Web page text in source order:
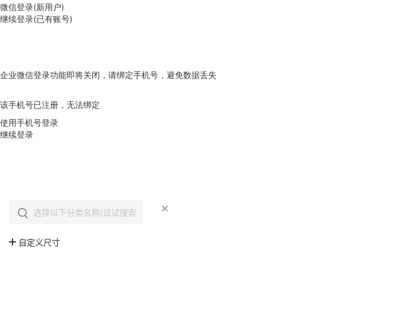
微信登录(新用户)
继续登录(已有账号)
企业微信登录功能即将关闭，请绑定手机号，避免数据丢失
该手机号已注册，无法绑定
使用手机号登录
继续登录